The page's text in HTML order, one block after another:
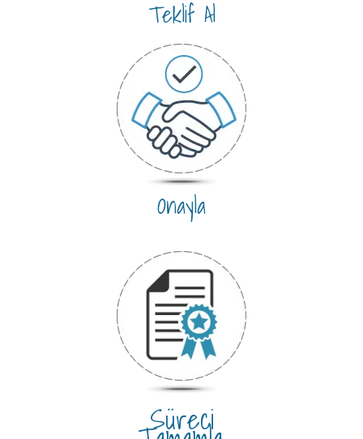
Teklif Al
Onayla
Süreci